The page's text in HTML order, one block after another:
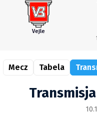
Vejle
Mecz Tabela